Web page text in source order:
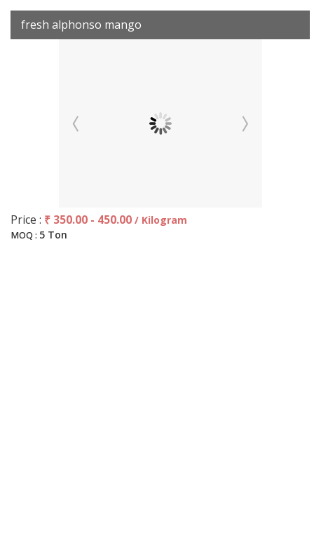
fresh alphonso mango
Price : ₹ 350.00 - 450.00 / Kilogram
MOQ : 5 Ton